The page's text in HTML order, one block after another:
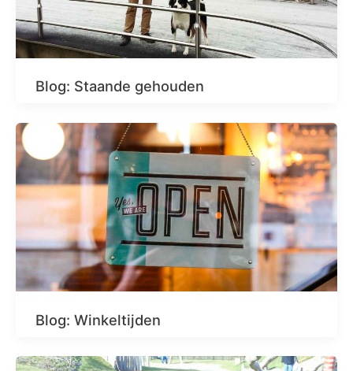
Blog: Staande gehouden
Blog: Winkeltijden